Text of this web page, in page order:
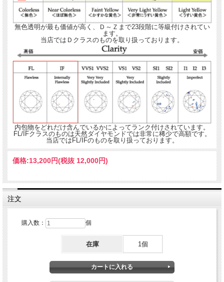
このジュエリーはこんな時にいかが？
●魅力的な大人の印象が欲しい時に
●胸元をきれいに見せたい時に
こんな女性へのプレゼントに最適
●3月生まれの女性への贈りものとして
●華やかな装いが似合う女性
●上品な雰囲気を持つ女性
無色透明が最も価値が高く、Ｄ～Ｚまで23段階に等級付けされてい
ます。
当店ではＤクラスのものを取り扱っております。
内包物をどれだけ含んでいるかによってランク付けされています。
FL/IFクラスのものは天然ダイヤモンドでは非常に稀少で高額です。
当店ではFL/IFのものを取り扱っております。
価格:13,200円(税抜 12,000円)
注文
購入数： 個
在庫 1個